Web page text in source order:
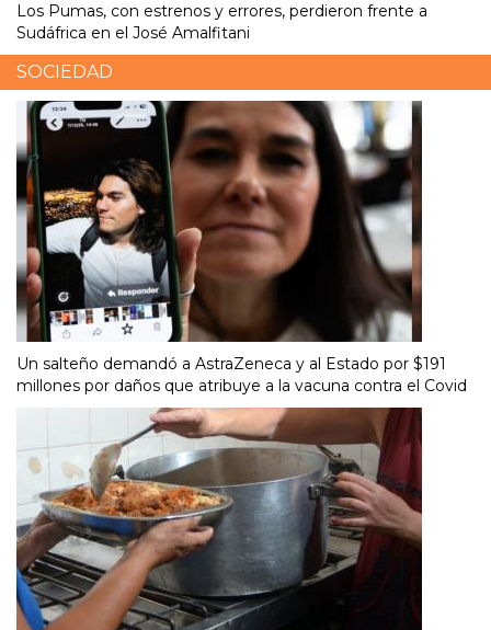
Los Pumas, con estrenos y errores, perdieron frente a
Sudáfrica en el José Amalfitani
SOCIEDAD
Un salteño demandó a AstraZeneca y al Estado por $191
millones por daños que atribuye a la vacuna contra el Covid